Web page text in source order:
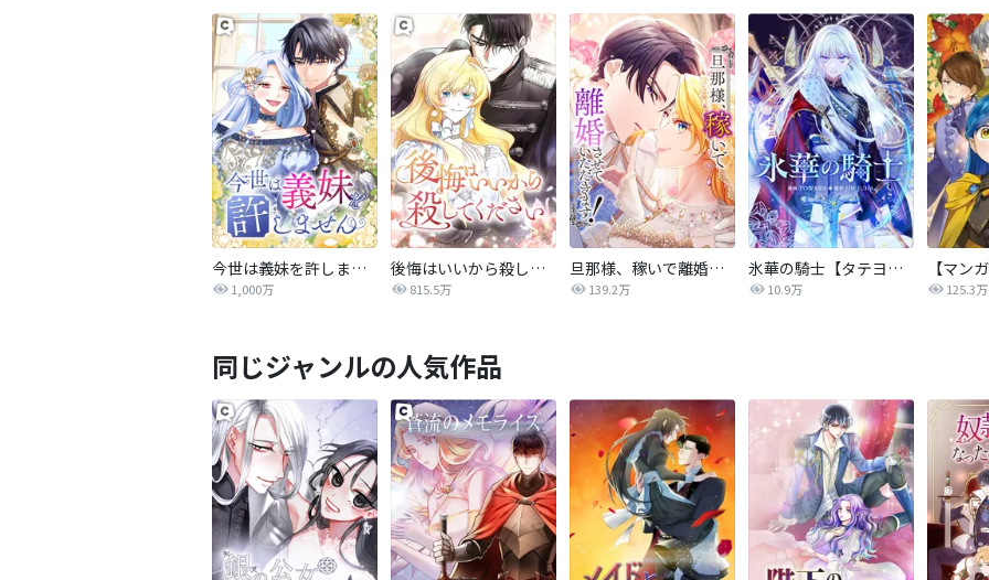
今世は義妹を許しません
1,000万
後悔はいいから殺してください
815.5万
旦那様、稼いで離婚させていただきます！
139.2万
氷華の騎士【タテヨミ】
10.9万 125.3万
同じジャンルの人気作品